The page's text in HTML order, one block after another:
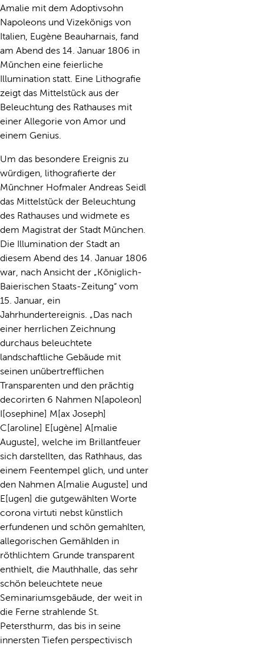
Amalie mit dem Adoptivsohn
Napoleons und Vizekönigs von
Italien, Eugène Beauharnais, fand
am Abend des 14. Januar 1806 in
München eine feierliche
Illumination statt. Eine Lithografie
zeigt das Mittelstück aus der
Beleuchtung des Rathauses mit
einer Allegorie von Amor und
einem Genius.
Um das besondere Ereignis zu
würdigen, lithografierte der
Münchner Hofmaler Andreas Seidl
das Mittelstück der Beleuchtung
des Rathauses und widmete es
dem Magistrat der Stadt München.
Die Illumination der Stadt an
diesem Abend des 14. Januar 1806
war, nach Ansicht der „Königlich-
Baierischen Staats-Zeitung“ vom
15. Januar, ein
Jahrhundertereignis. „Das nach
einer herrlichen Zeichnung
durchaus beleuchtete
landschaftliche Gebäude mit
seinen unübertrefflichen
Transparenten und den prächtig
decorirten 6 Nahmen N[apoleon]
I[osephine] M[ax Joseph]
C[aroline] E[ugène] A[malie
Auguste], welche im Brillantfeuer
sich darstellten, das Rathhaus, das
einem Feentempel glich, und unter
den Nahmen A[malie Auguste] und
E[ugen] die gutgewählten Worte
corona virtuti nebst künstlich
erfundenen und schön gemahlten,
allegorischen Gemählden in
röthlichtem Grunde transparent
enthielt, die Mauthhalle, das sehr
schön beleuchtete neue
Seminariumsgebäude, der weit in
die Ferne strahlende St.
Petersthurm, das bis in seine
innersten Tiefen perspectivisch